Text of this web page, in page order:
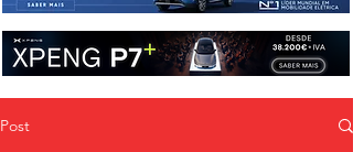
Post